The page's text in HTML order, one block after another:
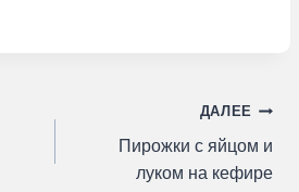
ДАЛЕЕ
Пирожки с яйцом и
луком на кефире